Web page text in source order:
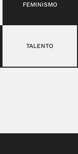
FEMINISMO
TALENTO